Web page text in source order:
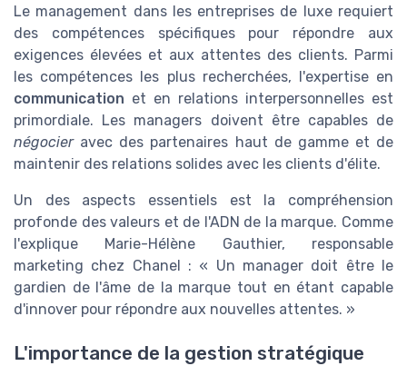
Le management dans les entreprises de luxe requiert
des compétences spécifiques pour répondre aux
exigences élevées et aux attentes des clients. Parmi
les compétences les plus recherchées, l'expertise en
communication et en relations interpersonnelles est
primordiale. Les managers doivent être capables de
négocieravec des partenaires haut de gamme et de
maintenir des relations solides avec les clients d'élite.
Un des aspects essentiels est la compréhension
profonde des valeurs et de l'ADN de la marque. Comme
l'explique Marie-Hélène Gauthier, responsable
marketing chez Chanel : « Un manager doit être le
gardien de l'âme de la marque tout en étant capable
d'innover pour répondre aux nouvelles attentes. »
L'importance de la gestion stratégique